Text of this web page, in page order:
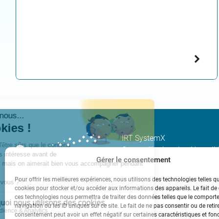
Gérer le consentement
Pour offrir les meilleures expériences, nous utilisons des technologies telles
cookies pour stocker et/ou accéder aux informations des appareils. Le fait de
ces technologies nous permettra de traiter des données telles que le
navigation ou les ID uniques sur ce site. Le fait de ne pas consentir ou de
consentement peut avoir un effet négatif sur certaines caractéristiques et
IRT SystemX
Centre d’intégration Nano-
2, Boulevard Thomas Gobert
Tél. +33(0)1 69 08 06 17
contact[at]irt-systemx.fr